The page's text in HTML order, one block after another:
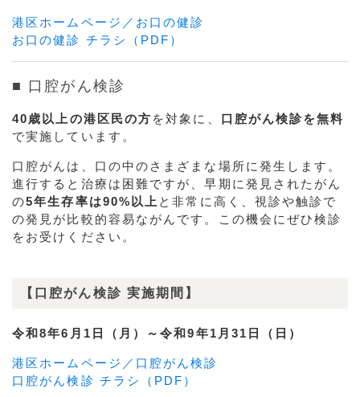
港区ホームページ／お口の健診
お口の健診 チラシ（PDF）
■ 口腔がん検診
40歳以上の港区民の方 を対象に、 口腔がん検診を無料
で実施しています。
口腔がんは、口の中のさまざまな場所に発生します。
進行すると治療は困難ですが、早期に発見されたがん
の5年生存率は90%以上 と非常に高く、視診や触診で
の発見が比較的容易ながんです。この機会にぜひ検診
をお受けください。
【口腔がん検診 実施期間】
令和8年6月1日（月）～令和9年1月31日（日）
港区ホームページ／口腔がん検診
口腔がん検診 チラシ（PDF）